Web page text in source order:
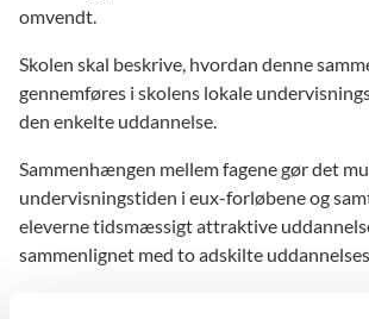
omvendt.
Skolen skal beskrive, hvordan denne
gennemføres i skolens lokale
den enkelte uddannelse.
Sammenhængen mellem fagene gør det
undervisningstiden i eux-forløbene og
eleverne tidsmæssigt attraktive
sammenlignet med to adskilte